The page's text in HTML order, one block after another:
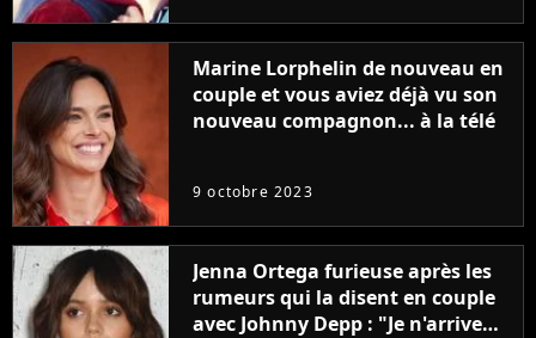
Marine Lorphelin de nouveau en
couple et vous aviez déjà vu son
nouveau compagnon... à la télé
9 octobre 2023
Jenna Ortega furieuse après les
rumeurs qui la disent en couple
avec Johnny Depp : "Je n'arrive